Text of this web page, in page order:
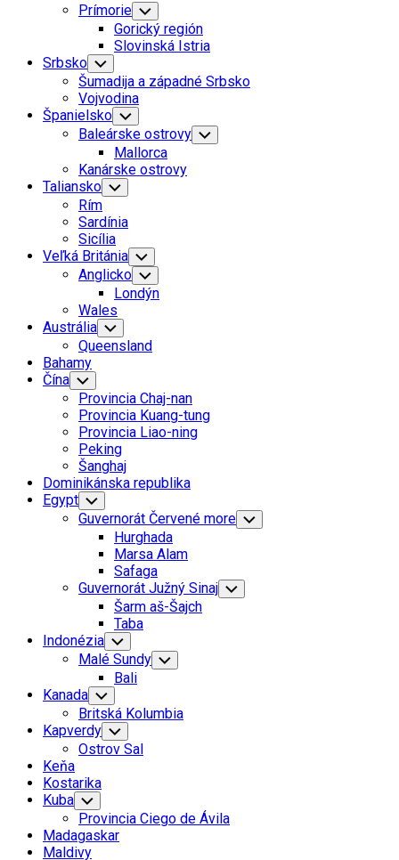
Prímorie Toggle
Child
Menu
Gorický región
Slovinská Istria
Srbsko Toggle
Child
Menu
Šumadija a západné Srbsko
Vojvodina
Španielsko Toggle
Child
Menu
Baleárske ostrovy Toggle
Child
Mallorca
Kanárske ostrovy
Taliansko Toggle
Child
Menu
Rím
Sardínia
Sicília
Veľká Británia Toggle
Child
Menu
Anglicko Toggle
Child
Menu
Londýn
Wales
Austrália Toggle
Child
Menu
Queensland
Bahamy
Čína Toggle
Child
Menu
Provincia Chaj-nan
Provincia Kuang-tung
Provincia Liao-ning
Peking
Šanghaj
Dominikánska republika
Egypt Toggle
Child
Menu
Guvernorát Červené more Toggle
Child
Hurghada
Marsa Alam
Safaga
Guvernorát Južný Sinaj Toggle
Child
Šarm aš-Šajch
Taba
Indonézia Toggle
Child
Menu
Malé Sundy Toggle
Child
Bali
Kanada Toggle
Child
Menu
Britská Kolumbia
Kapverdy Toggle
Child
Menu
Ostrov Sal
Keňa
Kostarika
Kuba Toggle
Child
Menu
Provincia Ciego de Ávila
Madagaskar
Maldivy